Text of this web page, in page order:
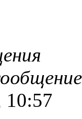
10:57